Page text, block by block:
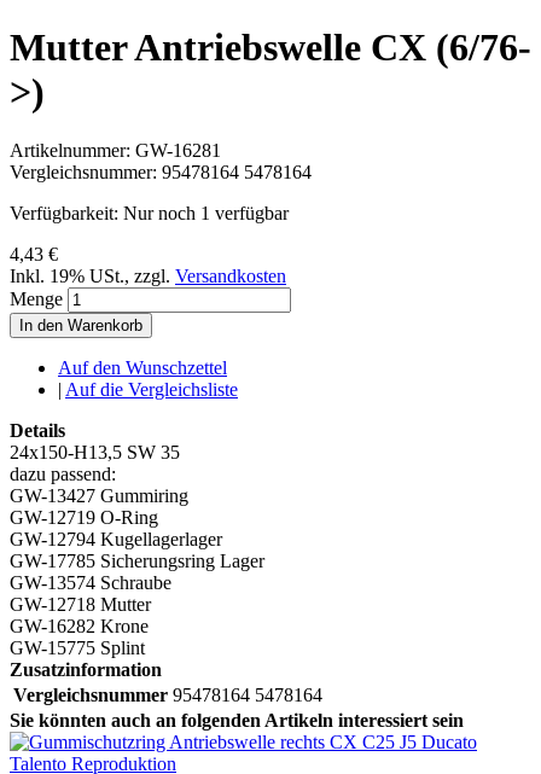
Mutter Antriebswelle CX (6/76-
>)
Artikelnummer: GW-16281
Vergleichsnummer: 95478164 5478164
Verfügbarkeit: Nur noch 1 verfügbar
4,43 €
Inkl. 19% USt., zzgl. Versandkosten
Menge
In den Warenkorb
Auf den Wunschzettel
| Auf die Vergleichsliste
Details
24x150-H13,5 SW 35
dazu passend:
GW-13427 Gummiring
GW-12719 O-Ring
GW-12794 Kugellagerlager
GW-17785 Sicherungsring Lager
GW-13574 Schraube
GW-12718 Mutter
GW-16282 Krone
GW-15775 Splint
Zusatzinformation
Vergleichsnummer 95478164 5478164
Sie könnten auch an folgenden Artikeln interessiert sein